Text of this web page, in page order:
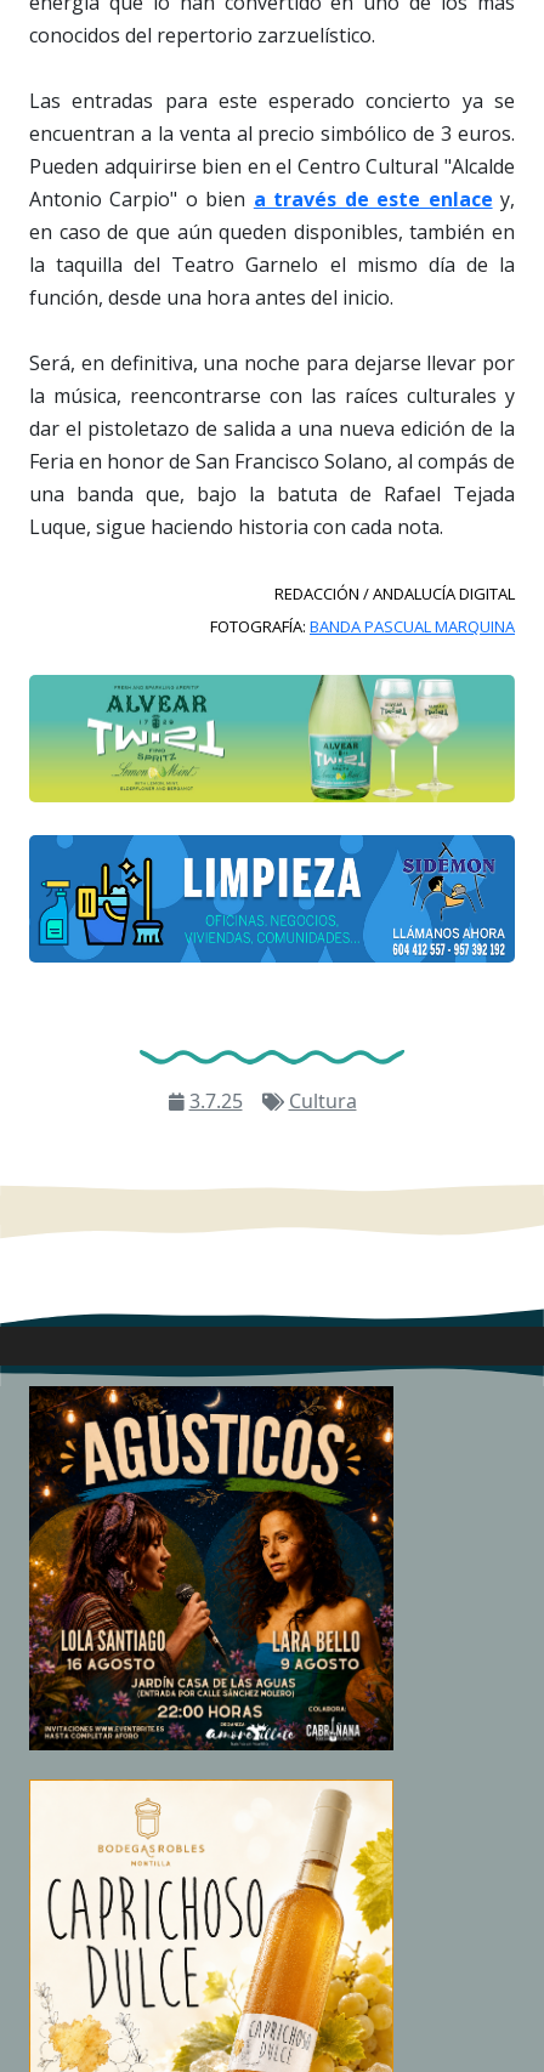
conocidos del repertorio zarzuelístico.
Las entradas para este esperado concierto ya se
encuentran a la venta al precio simbólico de 3 euros.
Pueden adquirirse bien en el Centro Cultural "Alcalde
Antonio Carpio" o bien a través de este enlace y,
en caso de que aún queden disponibles, también en
la taquilla del Teatro Garnelo el mismo día de la
función, desde una hora antes del inicio.
Será, en definitiva, una noche para dejarse llevar por
la música, reencontrarse con las raíces culturales y
dar el pistoletazo de salida a una nueva edición de la
Feria en honor de San Francisco Solano, al compás de
una banda que, bajo la batuta de Rafael Tejada
Luque, sigue haciendo historia con cada nota.
REDACCIÓN / ANDALUCÍA DIGITAL
FOTOGRAFÍA: BANDA PASCUAL MARQUINA
3.7.25 Cultura